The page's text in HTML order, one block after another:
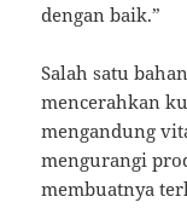
dengan baik.”
Salah satu
mencerahkan
mengandung
mengurangi
membuatnya